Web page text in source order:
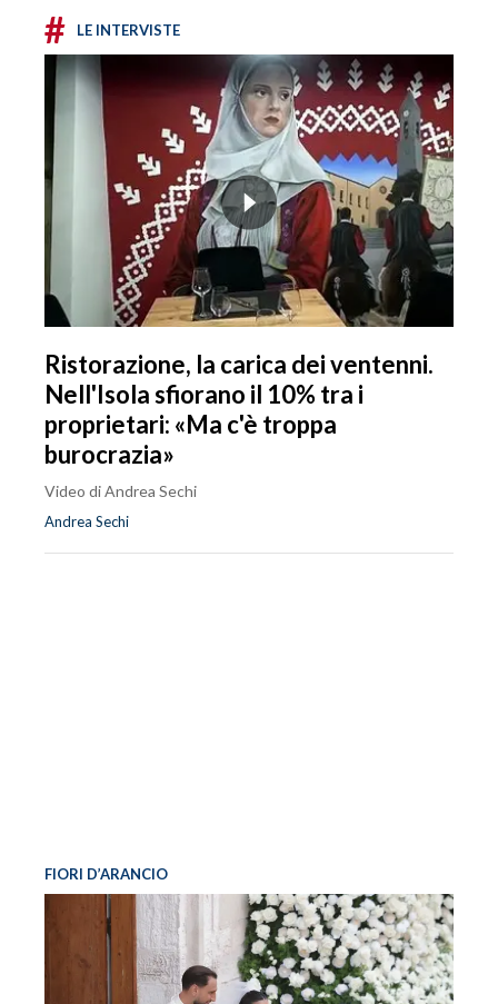
# LE INTERVISTE
Ristorazione, la carica dei ventenni.
Nell'Isola sfiorano il 10% tra i
proprietari: «Ma c'è troppa
burocrazia»
Video di Andrea Sechi
Andrea Sechi
FIORI D’ARANCIO